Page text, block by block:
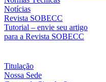
Notícias
Revista SOBECC
Tutorial – envie seu artigo
para a Revista SOBECC
Titulação
Nossa Sede